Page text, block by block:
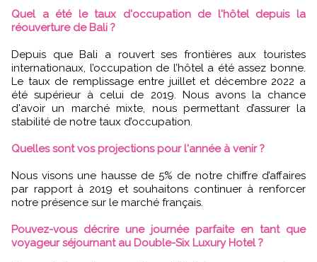
Quel a été le taux d'occupation de l'hôtel depuis la
réouverture de Bali ?
Depuis que Bali a rouvert ses frontières aux touristes
internationaux, l’occupation de l’hôtel a été assez bonne.
Le taux de remplissage entre juillet et décembre 2022 a
été supérieur à celui de 2019. Nous avons la chance
d'avoir un marché mixte, nous permettant d’assurer la
stabilité de notre taux d’occupation.
Quelles sont vos projections pour l'année à venir ?
Nous visons une hausse de 5% de notre chiffre d’affaires
par rapport à 2019 et souhaitons continuer à renforcer
notre présence sur le marché français.
Pouvez-vous décrire une journée parfaite en tant que
voyageur séjournant au Double-Six Luxury Hotel ?